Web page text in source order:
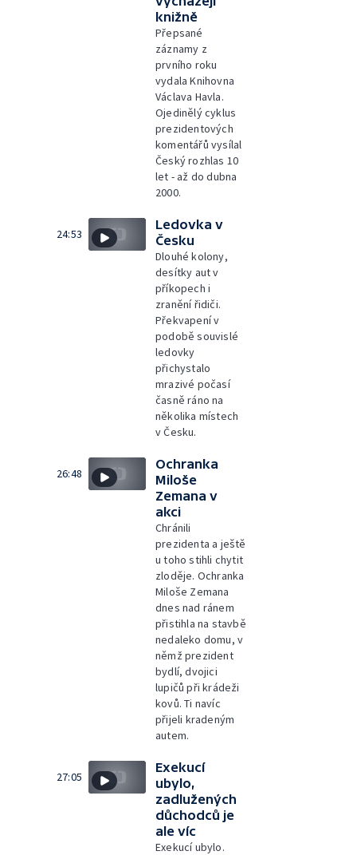
knižně
Přepsané
záznamy z
prvního roku
vydala Knihovna
Václava Havla.
Ojedinělý cyklus
prezidentových
komentářů vysílal
Český rozhlas 10
let - až do dubna
2000.
24:53
Ledovka v
Česku
Dlouhé kolony,
desítky aut v
příkopech i
zranění řidiči.
Překvapení v
podobě souvislé
ledovky
přichystalo
mrazivé počasí
časně ráno na
několika místech
v Česku.
26:48
Ochranka
Miloše
Zemana v
akci
Chránili
prezidenta a ještě
u toho stihli chytit
zloděje. Ochranka
Miloše Zemana
dnes nad ránem
přistihla na stavbě
nedaleko domu, v
němž prezident
bydlí, dvojici
lupičů při krádeži
kovů. Ti navíc
přijeli kradeným
autem.
27:05
Exekucí
ubylo,
zadlužených
důchodců je
ale víc
Exekucí ubylo.